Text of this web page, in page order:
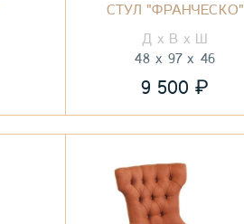
СТУЛ "ФРАНЧЕСКО"
48 97 46
9 500₽